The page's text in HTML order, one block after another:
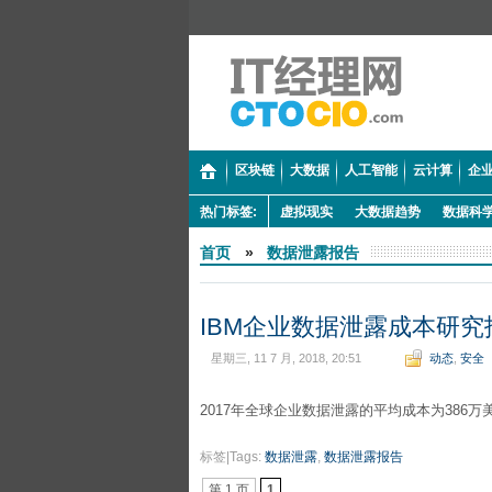
区块链 大数据 人工智能 云计算 企
热门标签: 虚拟现实 大数据趋势 数据科
首页 » 数据泄露报告
IBM企业数据泄露成本研
星期三, 11 7 月, 2018, 20:51 动态 安全
2017年全球企业